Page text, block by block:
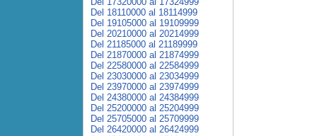
Del 18110000 al 18114999
Del 19105000 al 19109999
Del 20210000 al 20214999
Del 21185000 al 21189999
Del 21870000 al 21874999
Del 22580000 al 22584999
Del 23030000 al 23034999
Del 23970000 al 23974999
Del 24380000 al 24384999
Del 25200000 al 25204999
Del 25705000 al 25709999
Del 26420000 al 26424999